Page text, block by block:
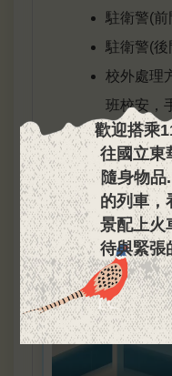
駐衛警(
駐衛警(
校外處理
班校安，
１１２。
網頁：國
歡迎搭乘1
往國立東
隨身物品.
的列車，
景配上火
待與緊張